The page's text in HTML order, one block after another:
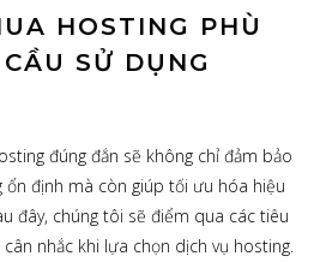
HOSTING PHÙ
SỬ DỤNG
đúng đắn sẽ không chỉ đảm bảo
định mà còn giúp tối ưu hóa hiệu
đây, chúng tôi sẽ điểm qua các tiêu
nhắc khi lựa chọn dịch vụ hosting.